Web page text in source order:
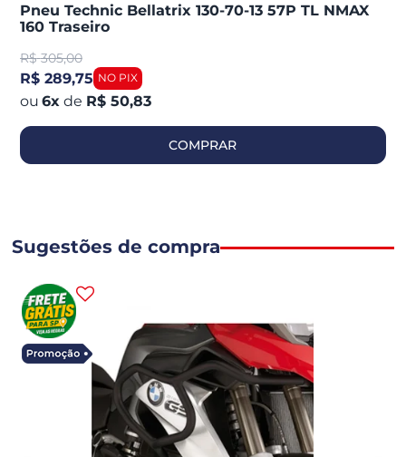
Pneu Technic Bellatrix 130-70-13 57P TL NMAX
160 Traseiro
R$ 305,00
R$ 289,75
6x de R$ 50,83
COMPRAR
Sugestões de compra